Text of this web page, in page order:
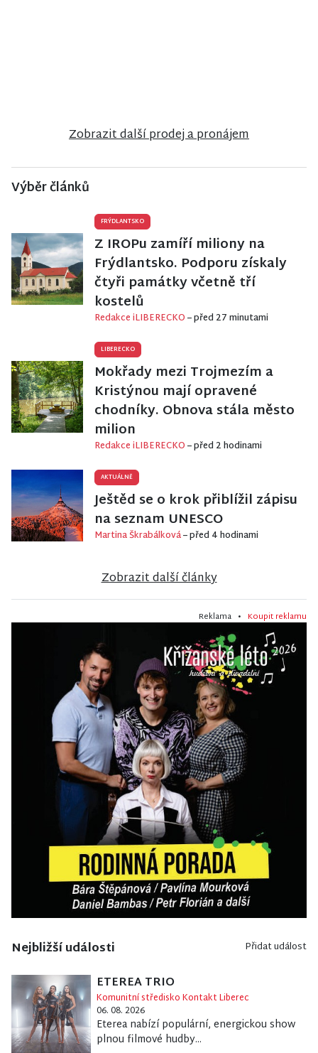
Zobrazit další prodej a pronájem
Výběr článků
FRÝDLANTSKO
Z IROPu zamíří miliony na
Frýdlantsko. Podporu získaly
čtyři památky včetně tří
kostelů
Redakce iLIBERECKO– před 27 minutami
LIBERECKO
Mokřady mezi Trojmezím a
Kristýnou mají opravené
chodníky. Obnova stála město
milion
Redakce iLIBERECKO– před 2 hodinami
AKTUÁLNĚ
Ještěd se o krok přiblížil zápisu
na seznam UNESCO
Martina Škrabálková– před 4 hodinami
Zobrazit další články
Reklama • Koupit reklamu
Nejbližší události Přidat událost
ETEREA TRIO
Komunitní středisko Kontakt Liberec
06. 08. 2026
Eterea nabízí populární, energickou show
plnou filmové hudby...